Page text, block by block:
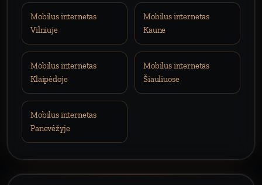
Mobilus internetas
Vilniuje
Mobilus internetas
Kaune
Mobilus internetas
Klaipėdoje
Mobilus internetas
Šiauliuose
Mobilus internetas
Panevėžyje